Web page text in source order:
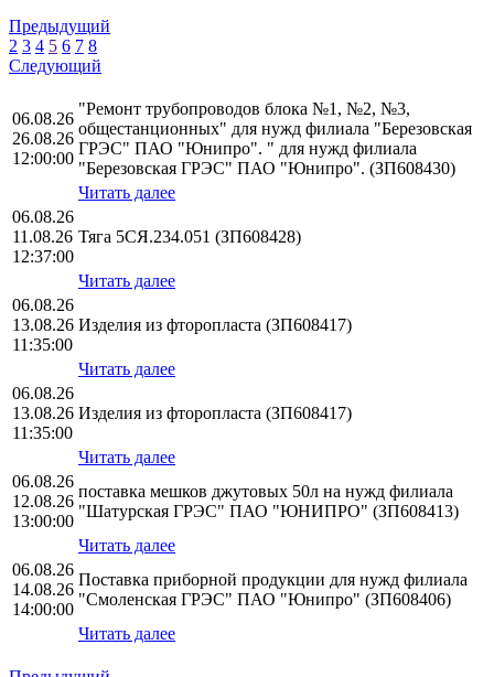
Предыдущий
2 3 4 5 6 7 8
Следующий
06.08.26
26.08.26
12:00:00
"Ремонт трубопроводов блока №1, №2, №3,
общестанционных" для нужд филиала "Березовская
ГРЭС" ПАО "Юнипро". " для нужд филиала
"Березовская ГРЭС" ПАО "Юнипро". (ЗП608430)
Читать далее
06.08.26
11.08.26
12:37:00
Тяга 5СЯ.234.051 (ЗП608428)
Читать далее
06.08.26
13.08.26
11:35:00
Изделия из фторопласта (ЗП608417)
Читать далее
06.08.26
13.08.26
11:35:00
Изделия из фторопласта (ЗП608417)
Читать далее
06.08.26
12.08.26
13:00:00
поставка мешков джутовых 50л на нужд филиала
"Шатурская ГРЭС" ПАО "ЮНИПРО" (ЗП608413)
Читать далее
06.08.26
14.08.26
14:00:00
Поставка приборной продукции для нужд филиала
"Смоленская ГРЭС" ПАО "Юнипро" (ЗП608406)
Читать далее